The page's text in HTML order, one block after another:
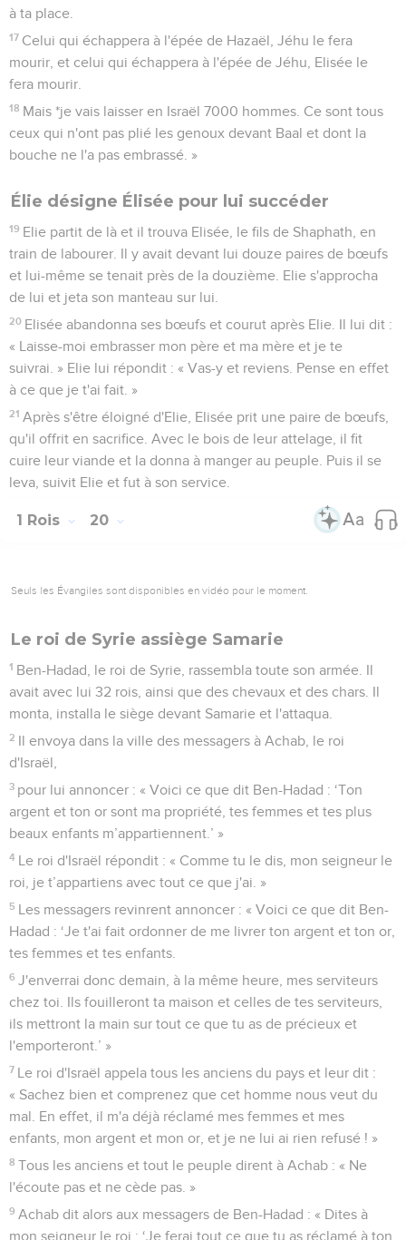
à ta place.
17 Celui qui échappera à l'épée de Hazaël, Jéhu le fera
mourir, et celui qui échappera à l'épée de Jéhu, Elisée le
fera mourir.
18 Mais *je vais laisser en Israël 7000 hommes. Ce sont tous
ceux qui n'ont pas plié les genoux devant Baal et dont la
bouche ne l'a pas embrassé. »
Élie désigne Élisée pour lui succéder
19 Elie partit de là et il trouva Elisée, le fils de Shaphath, en
train de labourer. Il y avait devant lui douze paires de bœufs
et lui-même se tenait près de la douzième. Elie s'approcha
de lui et jeta son manteau sur lui.
20 Elisée abandonna ses bœufs et courut après Elie. Il lui dit :
« Laisse-moi embrasser mon père et ma mère et je te
suivrai. » Elie lui répondit : « Vas-y et reviens. Pense en effet
à ce que je t'ai fait. »
21 Après s'être éloigné d'Elie, Elisée prit une paire de bœufs,
qu'il offrit en sacrifice. Avec le bois de leur attelage, il fit
cuire leur viande et la donna à manger au peuple. Puis il se
leva, suivit Elie et fut à son service.
1 Rois 20
Seuls les Évangiles sont disponibles en vidéo pour le moment.
Le roi de Syrie assiège Samarie
1 Ben-Hadad, le roi de Syrie, rassembla toute son armée. Il
avait avec lui 32 rois, ainsi que des chevaux et des chars. Il
monta, installa le siège devant Samarie et l'attaqua.
2 Il envoya dans la ville des messagers à Achab, le roi
d'Israël,
3 pour lui annoncer : « Voici ce que dit Ben-Hadad : ‘Ton
argent et ton or sont ma propriété, tes femmes et tes plus
beaux enfants m’appartiennent.’ »
4 Le roi d'Israël répondit : « Comme tu le dis, mon seigneur le
roi, je t’appartiens avec tout ce que j'ai. »
5 Les messagers revinrent annoncer : « Voici ce que dit Ben-
Hadad : ‘Je t'ai fait ordonner de me livrer ton argent et ton or,
tes femmes et tes enfants.
6 J'enverrai donc demain, à la même heure, mes serviteurs
chez toi. Ils fouilleront ta maison et celles de tes serviteurs,
ils mettront la main sur tout ce que tu as de précieux et
l'emporteront.’ »
7 Le roi d'Israël appela tous les anciens du pays et leur dit :
« Sachez bien et comprenez que cet homme nous veut du
mal. En effet, il m'a déjà réclamé mes femmes et mes
enfants, mon argent et mon or, et je ne lui ai rien refusé ! »
8 Tous les anciens et tout le peuple dirent à Achab : « Ne
l'écoute pas et ne cède pas. »
9 Achab dit alors aux messagers de Ben-Hadad : « Dites à
mon seigneur le roi : ‘Je ferai tout ce que tu as réclamé à ton